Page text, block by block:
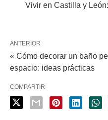
Vivir en Castilla y
ANTERIOR
« Cómo decorar un baño
espacio: ideas prácticas
COMPARTIR